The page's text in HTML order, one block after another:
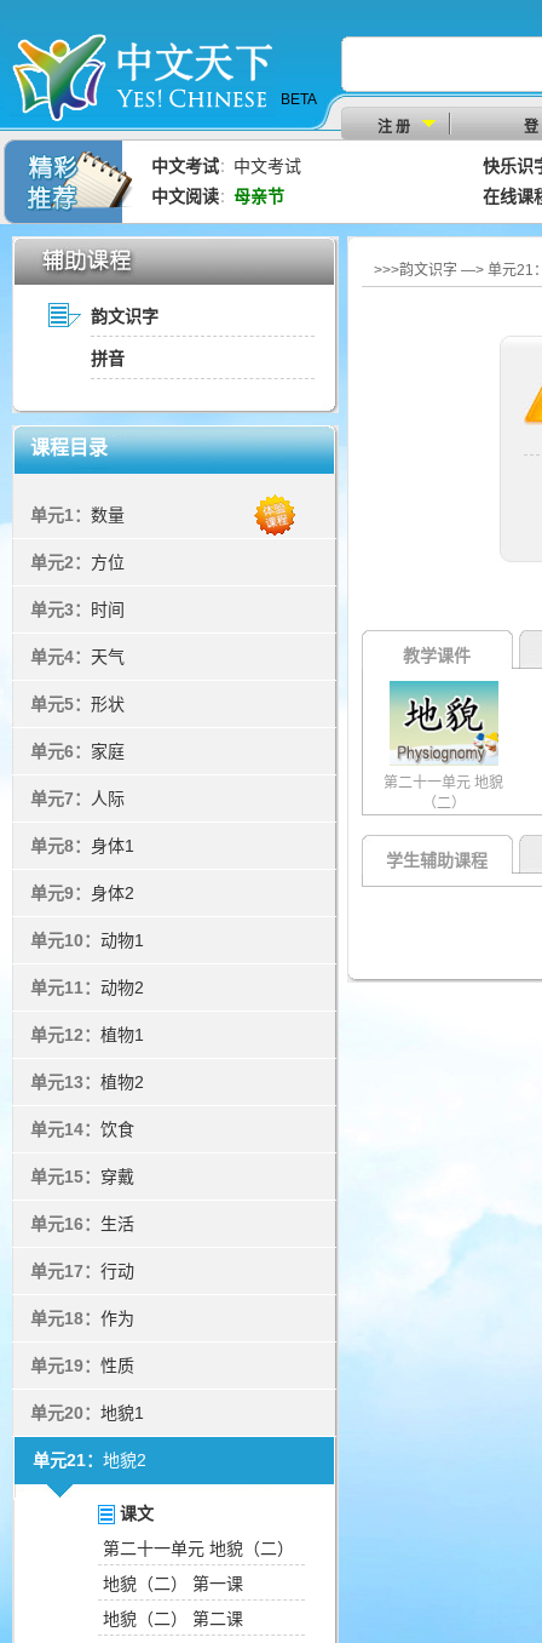
BETA
注 册
登
中文考试： 中文考试
快乐识
中文阅读： 母亲节 在线课
韵文识字
拼音
课程目录
单元1： 数量
单元2： 方位
单元3： 时间
单元4： 天气
单元5： 形状
单元6： 家庭
单元7： 人际
单元8： 身体1
单元9： 身体2
单元10： 动物1
单元11： 动物2
单元12： 植物1
单元13： 植物2
单元14： 饮食
单元15： 穿戴
单元16： 生活
单元17： 行动
单元18： 作为
单元19： 性质
单元20： 地貌1
单元21： 地貌2
课文
第二十一单元 地貌（二）
地貌（二） 第一课
地貌（二） 第二课
>>>韵文识字 —> 单元21
教学课件
第二十一单元 地貌
（二）
学生辅助课程